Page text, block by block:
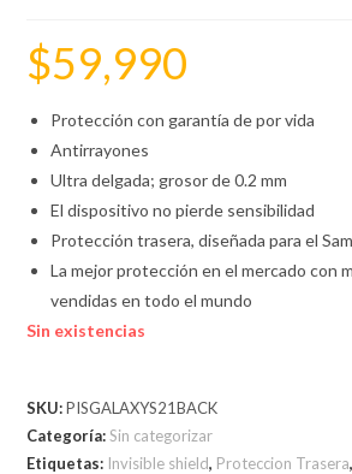
$59,990
Protección con garantía de por vida
Antirrayones
Ultra delgada; grosor de 0.2 mm
El dispositivo no pierde sensibilidad
Protección trasera, diseñada para el
La mejor protección en el mercado con
vendidas en todo el mundo
Sin existencias
SKU:PISGALAXYS21BACK
Categoría:Sin categorizar
Etiquetas: Invisible shield, Proteccion Trasera